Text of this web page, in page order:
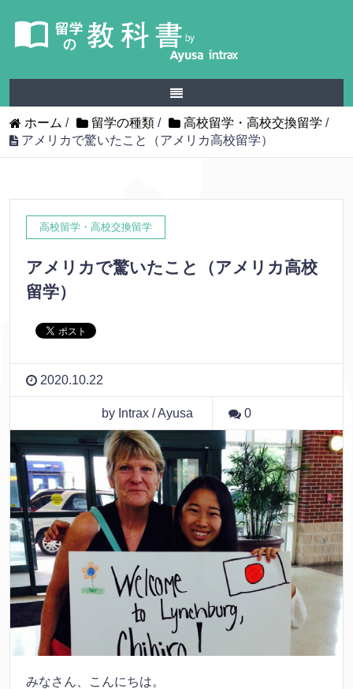
ホーム / 留学の種類 / 高校留学・高校交換留学 /
アメリカで驚いたこと（アメリカ高校留学）
高校留学・高校交換留学
アメリカで驚いたこと（アメリカ高校
留学）
2020.10.22
by Intrax / Ayusa 0
みなさん、こんにちは。